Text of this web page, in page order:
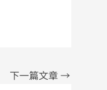
下一篇文章 →